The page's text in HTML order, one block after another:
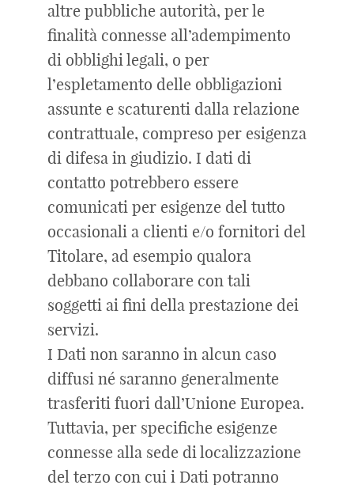
altre pubbliche autorità, per le
finalità connesse all’adempimento
di obblighi legali, o per
l’espletamento delle obbligazioni
assunte e scaturenti dalla relazione
contrattuale, compreso per esigenza
di difesa in giudizio. I dati di
contatto potrebbero essere
comunicati per esigenze del tutto
occasionali a clienti e/o fornitori del
Titolare, ad esempio qualora
debbano collaborare con tali
soggetti ai fini della prestazione dei
servizi.
I Dati non saranno in alcun caso
diffusi né saranno generalmente
trasferiti fuori dall’Unione Europea.
Tuttavia, per specifiche esigenze
connesse alla sede di localizzazione
del terzo con cui i Dati potranno